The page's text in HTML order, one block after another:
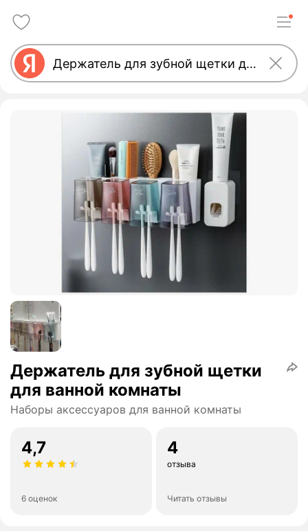
Держатель для зубной щетки
для ванной комнаты
Наборы аксессуаров для ванной комнаты
4,7
6 оценок
4
отзыва
Читать отзывы